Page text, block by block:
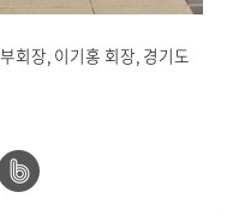
회장, 이기홍 회장, 경기도
네